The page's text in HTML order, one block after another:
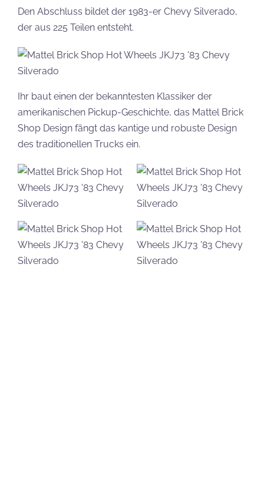
Den Abschluss bildet der 1983-er Chevy Silverado,
der aus 225 Teilen entsteht.
Ihr baut einen der bekanntesten Klassiker der
amerikanischen Pickup-Geschichte, das Mattel Brick
Shop Design fängt das kantige und robuste Design
des traditionellen Trucks ein.